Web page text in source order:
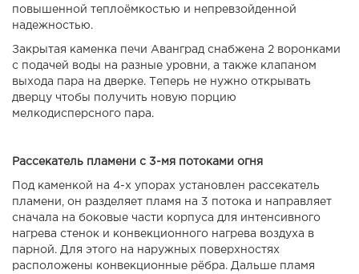
повышенной теплоёмкостью и непревзойденной
надежностью.
Закрытая каменка печи Аванград снабжена 2 воронками
с подачей воды на разные уровни, а также клапаном
выхода пара на дверке. Теперь не нужно открывать
дверцу чтобы получить новую порцию
мелкодисперсного пара.
Рассекатель пламени с 3-мя потоками огня
Под каменкой на 4-х упорах установлен рассекатель
пламени, он разделяет пламя на 3 потока и направляет
сначала на боковые части корпуса для интенсивного
нагрева стенок и конвекционного нагрева воздуха в
парной. Для этого на наружных поверхностях
расположены конвекционные рёбра. Дальше пламя